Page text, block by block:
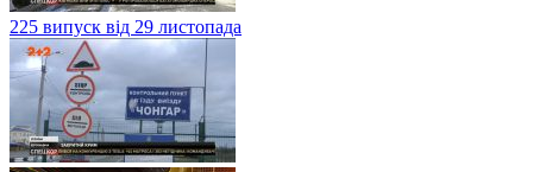
225 випуск від 29 листопада